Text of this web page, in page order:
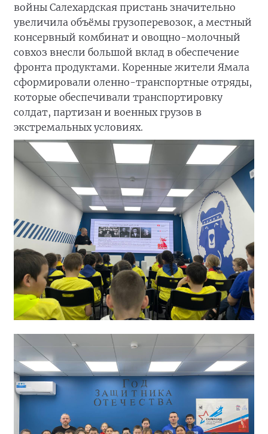
войны Салехардская пристань значительно
увеличила объёмы грузоперевозок, а местный
консервный комбинат и овощно-молочный
совхоз внесли большой вклад в обеспечение
фронта продуктами. Коренные жители Ямала
сформировали оленно-транспортные отряды,
которые обеспечивали транспортировку
солдат, партизан и военных грузов в
экстремальных условиях.